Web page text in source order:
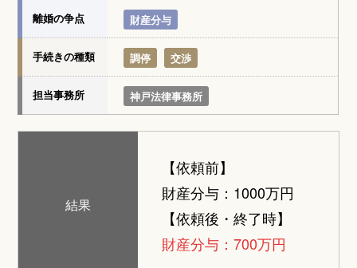
離婚の争点 財産分与
手続きの種類 調停 交渉
担当事務所 神戸法律事務所
結果
【依頼前】
財産分与：1000万円
【依頼後・終了時】
財産分与：700万円